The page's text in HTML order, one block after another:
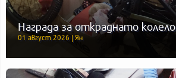
Награда за откраднато колело
01 август 2026 | Ян